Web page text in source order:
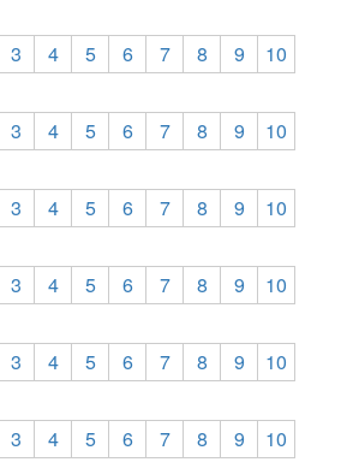
3 4 5 6 7 8 9
10
3 4 5 6 7 8 9
10
3 4 5 6 7 8 9
10
3 4 5 6 7 8 9
10
3 4 5 6 7 8 9
10
3 4 5 6 7 8 9
10